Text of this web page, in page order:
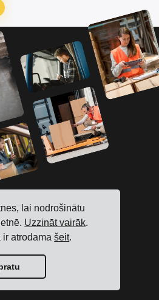
lai nodrošinātu
Uzzināt vairāk.
ir atrodamašeit.
varam
ikdienas